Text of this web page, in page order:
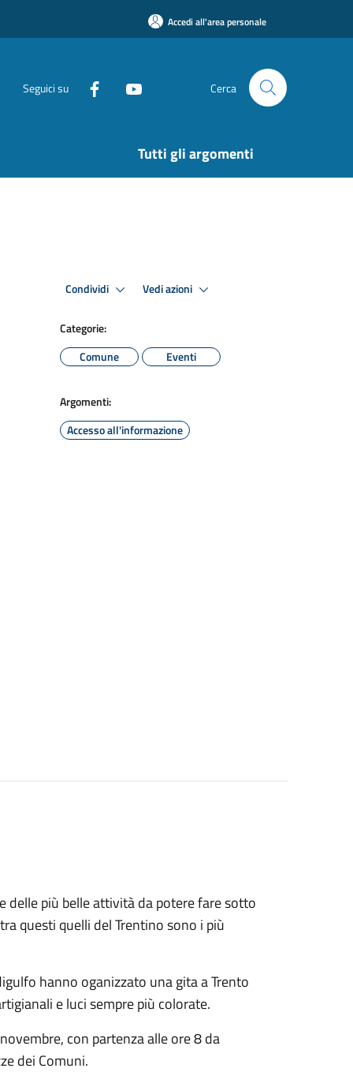
Accedi all'area personale
Seguici su Cerca
Tutti gli argomenti
Condividi Vedi azioni
Categorie:
Comune
Eventi
Argomenti:
Accesso all'informazione
delle più belle attività da potere fare sotto
questi quelli del Trentino sono i più
hanno oganizzato una gita a Trento
e luci sempre più colorate.
con partenza alle ore 8 da
dei Comuni.